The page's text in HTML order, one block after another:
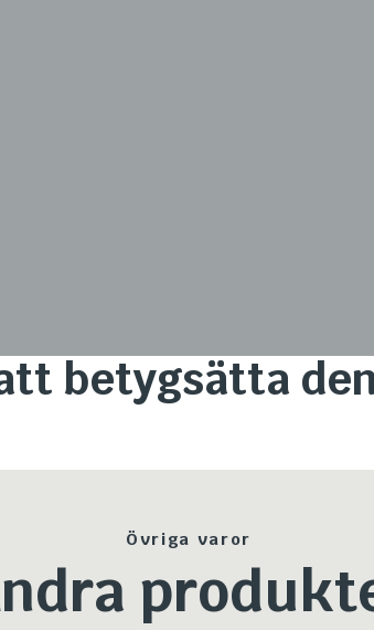
betygsätta
Övriga varor